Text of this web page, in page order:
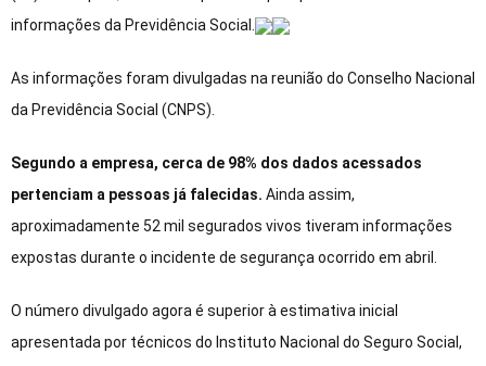
informações da Previdência Social.
As informações foram divulgadas na reunião do Conselho Nacional
da Previdência Social (CNPS).
Segundo a empresa, cerca de 98% dos dados acessados
pertenciam a pessoas já falecidas. Ainda assim,
aproximadamente 52 mil segurados vivos tiveram informações
expostas durante o incidente de segurança ocorrido em abril.
O número divulgado agora é superior à estimativa inicial
apresentada por técnicos do Instituto Nacional do Seguro Social,